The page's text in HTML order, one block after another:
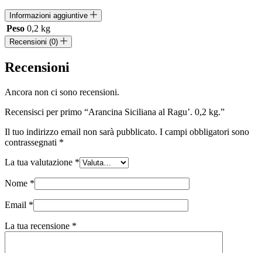
Informazioni aggiuntive
Peso 0,2 kg
Recensioni (0)
Recensioni
Ancora non ci sono recensioni.
Recensisci per primo “Arancina Siciliana al Ragu’. 0,2 kg.”
Il tuo indirizzo email non sarà pubblicato. I campi obbligatori sono
contrassegnati *
La tua valutazione *
Nome *
Email *
La tua recensione *